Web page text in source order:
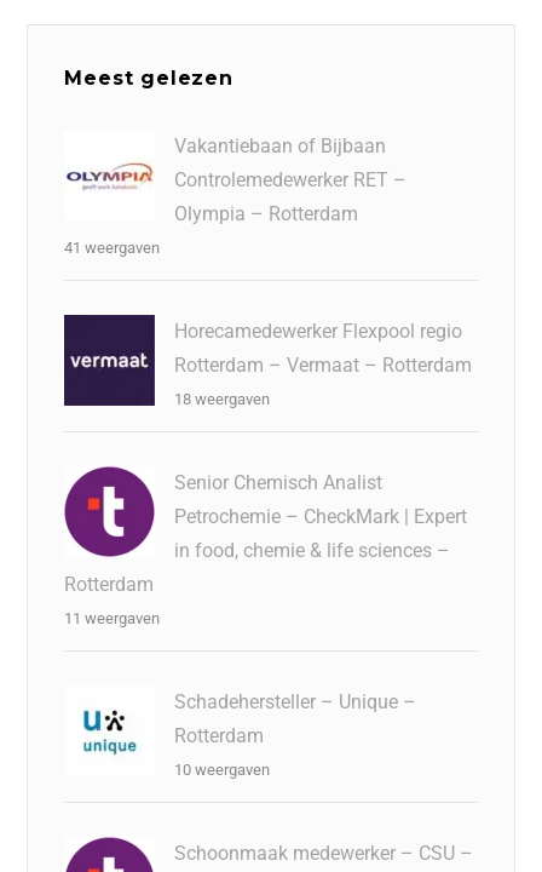
Meest gelezen
Vakantiebaan of Bijbaan
Controlemedewerker RET –
Olympia – Rotterdam
41 weergaven
Horecamedewerker Flexpool regio
Rotterdam – Vermaat – Rotterdam
18 weergaven
Senior Chemisch Analist
Petrochemie – CheckMark | Expert
in food, chemie & life sciences –
Rotterdam
11 weergaven
Schadehersteller – Unique –
Rotterdam
10 weergaven
Schoonmaak medewerker – CSU –